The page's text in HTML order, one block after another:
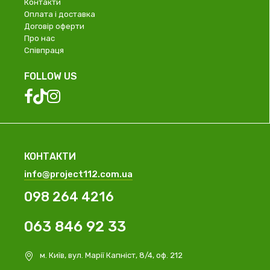
Контакти
Оплата і доставка
Договір оферти
Про нас
Співпраця
FOLLOW US
КОНТАКТИ
info@project112.com.ua
098 264 4216
063 846 92 33
м. Київ, вул. Марії Капніст, 8/4, оф. 212